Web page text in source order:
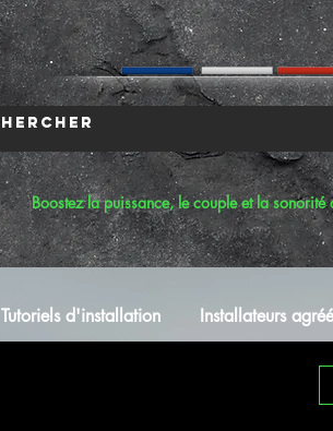
Boostez la puissance, le couple et la sonorité
Tutoriels d'installation Installateurs